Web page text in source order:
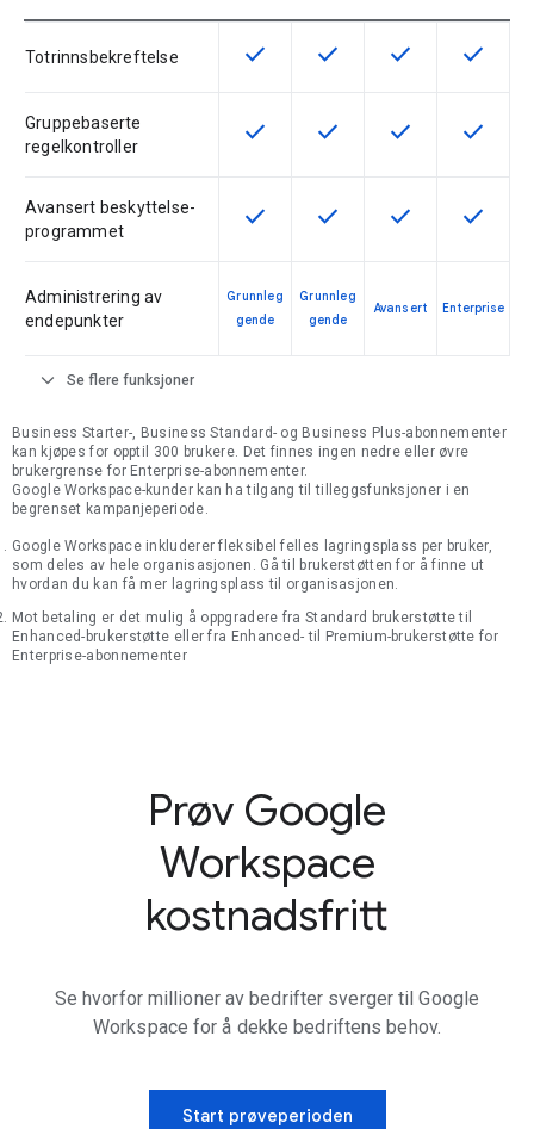
Totrinnsbekreftelse Denne funksjonen er tilgjengelig
check Denne funksjonen er
check Denne
check Denne
check
Gruppebaserte
regelkontroller
Denne funksjonen er tilgjengelig
check Denne funksjonen er
check Denne
check Denne
check
Avansert beskyttelse-
programmet
Denne funksjonen er tilgjengelig
check Denne funksjonen er
check Denne
check Denne
check
Administrering av
endepunkter
Grunnleg
gende
Grunnleg
gende
Avansert Enterprise
expand_more Se flere funksjoner
Business Starter-, Business Standard- og Business Plus-abonnementer
kan kjøpes for opptil 300 brukere. Det finnes ingen nedre eller øvre
brukergrense for Enterprise-abonnementer.
Google Workspace-kunder kan ha tilgang til tilleggsfunksjoner i en
begrenset kampanjeperiode.
Google Workspace inkluderer fleksibel felles lagringsplass per bruker,
som deles av hele organisasjonen. Gå til brukerstøtten for å finne ut
hvordan du kan få mer lagringsplass til organisasjonen.
Mot betaling er det mulig å oppgradere fra Standard brukerstøtte til
Enhanced-brukerstøtte eller fra Enhanced- til Premium-brukerstøtte for
Enterprise-abonnementer
Prøv Google
Workspace
kostnadsfritt
Se hvorfor millioner av bedrifter sverger til Google
Workspace for å dekke bedriftens behov.
Start prøveperioden